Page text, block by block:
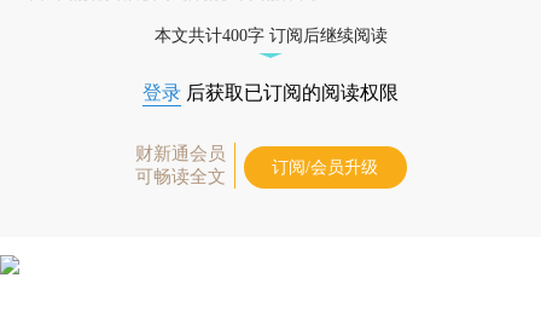
本文共计400字 订阅后继续阅读
登录 后获取已订阅的阅读权限
财新通会员
可畅读全文
订阅/会员升级